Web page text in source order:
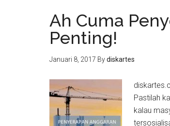
Ah Cuma
Penting!
Januari 8, 2017 Bydiskartes
Pastilah
kalau